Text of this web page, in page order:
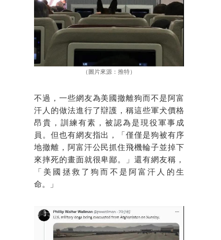
（圖片來源：推特）
不過，一些網友為美國撤離狗而不是阿富
汗人的做法進行了辯護，稱這些軍犬價格
昂貴，訓練有素，被認為是現役軍事成
員。但也有網友指出，「僅僅是狗被有序
地撤離，阿富汗公民抓住飛機輪子並掉下
來摔死的畫面就很卑鄙。」還有網友稱，
「美國拯救了狗而不是阿富汗人的生
命。」